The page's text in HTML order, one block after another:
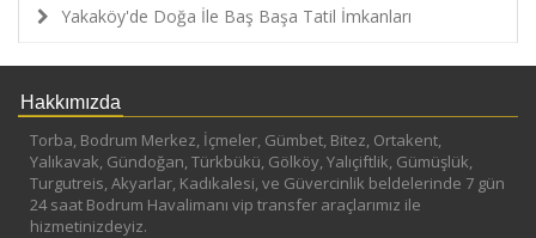
Yakaköy'de Doğa İle Baş Başa Tatil İmkanları
Hakkımızda
Torba, Bodrum Merkez, İçmeler, Gümbet, Bitez, Ortakent,
Yalıkavak, Gündoğan, Türkbükü, Gölköy, Yalıçiftlik, Gümüşlük,
Turgutreis, Akyarlar, Kadıkalesi, ve Güvercinlik beldelerinde 7 gün
24 saat Bodrum Havalimanı vip transfer araçlarımız ile
hizmetinizdeyiz.